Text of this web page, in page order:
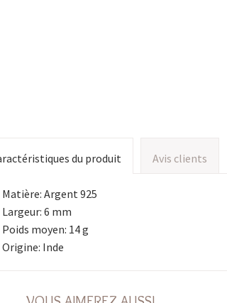
du produit Avis clients
Matière: Argent 925
Largeur: 6 mm
Poids moyen: 14 g
Origine: Inde